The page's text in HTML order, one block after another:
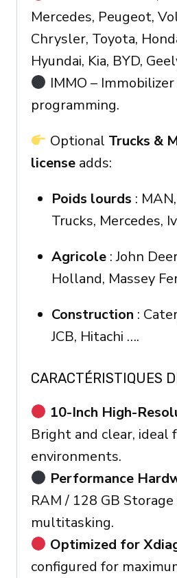
Mercedes, Peugeot,
Chrysler, Toyota,
Hyundai, Kia, BYD,
IMMO –
programming.
Optional Trucks &
license adds:
Poids lourds :
Trucks, Mercedes,
Agricole : John
Holland, Massey
Construction :
JCB, Hitachi ….
CARACTÉRISTIQUES
10-Inch High-
Bright and clear, ideal
environments.
Performance
RAM / 128 GB
multitasking.
Optimized for
configured for